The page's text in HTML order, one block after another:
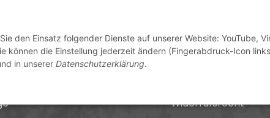
den Einsatz folgender Dienste auf unserer Website: YouTube,
können die Einstellung jederzeit ändern (Fingerabdruck-Icon
in unserer Datenschutzerklärung.
AGB
Sitemap
Widerrufsrecht